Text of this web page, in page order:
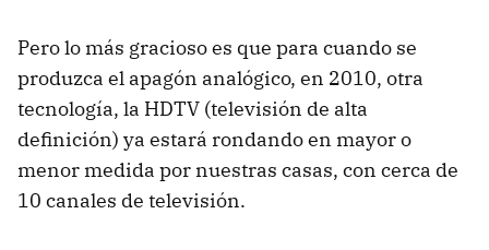
Pero lo más gracioso es que para cuando se
produzca el apagón analógico, en 2010, otra
tecnología, la HDTV (televisión de alta
definición) ya estará rondando en mayor o
menor medida por nuestras casas, con cerca de
10 canales de televisión.